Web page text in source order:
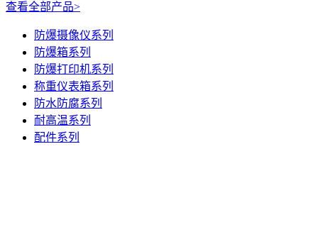
查看全部产品>
防爆摄像仪系列
防爆箱系列
防爆打印机系列
称重仪表箱系列
防水防腐系列
耐高温系列
配件系列